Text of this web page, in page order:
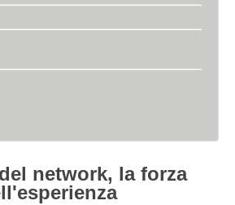
network, la forza